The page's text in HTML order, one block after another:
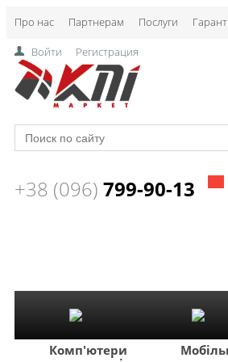
Про нас Партнерам Послуги
Войти Регистрация
+38 (096) 799-90-13
Комп'ютери